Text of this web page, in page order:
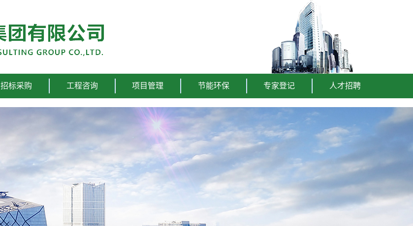
招标采购 工程咨询 项目管理 节能环保 专家登记 人才招聘